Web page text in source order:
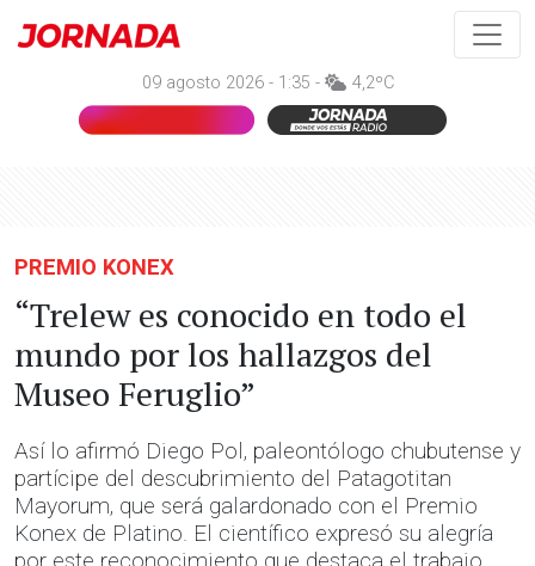
09 agosto 2026 - 1:35 - 4,2ºC
PREMIO KONEX
“Trelew es conocido en todo el
mundo por los hallazgos del
Museo Feruglio”
Así lo afirmó Diego Pol, paleontólogo chubutense y
partícipe del descubrimiento del Patagotitan
Mayorum, que será galardonado con el Premio
Konex de Platino. El científico expresó su alegría